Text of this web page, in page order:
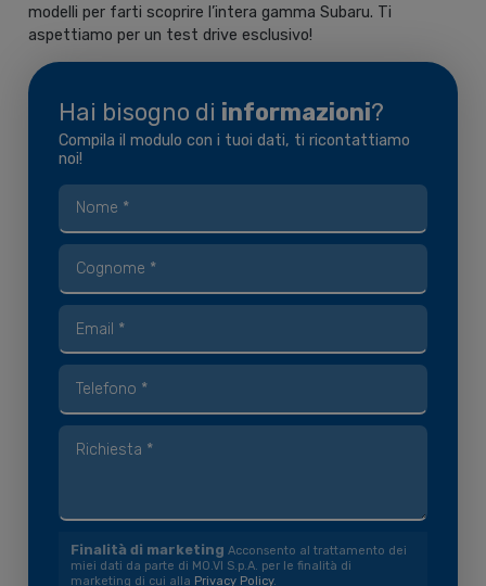
modelli per farti scoprire l’intera gamma Subaru. Ti
aspettiamo per un test drive esclusivo!
Hai bisogno di informazioni?
Compila il modulo con i tuoi dati, ti ricontattiamo
noi!
Finalità di marketing Acconsento al trattamento dei
miei dati da parte di MO.VI S.p.A. per le finalità di
marketing di cui alla Privacy Policy.